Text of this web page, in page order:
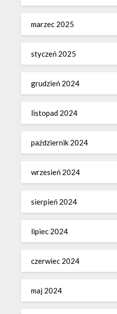
marzec 2025
styczeń 2025
grudzień 2024
listopad 2024
październik 2024
wrzesień 2024
sierpień 2024
lipiec 2024
czerwiec 2024
maj 2024